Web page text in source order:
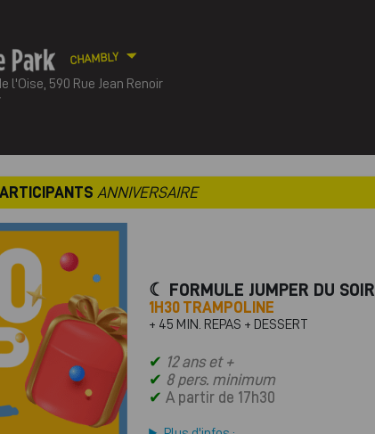
l'Oise, 590 Rue Jean Renoir
CHAMBLY
ANNIVERSAIRE
☾ FORMULE JUMPER DU SOIR
1H30 TRAMPOLINE
+ 45 MIN. REPAS + DESSERT
✔ 12 ans et +
✔ 8 pers. minimum
✔ A partir de 17h30